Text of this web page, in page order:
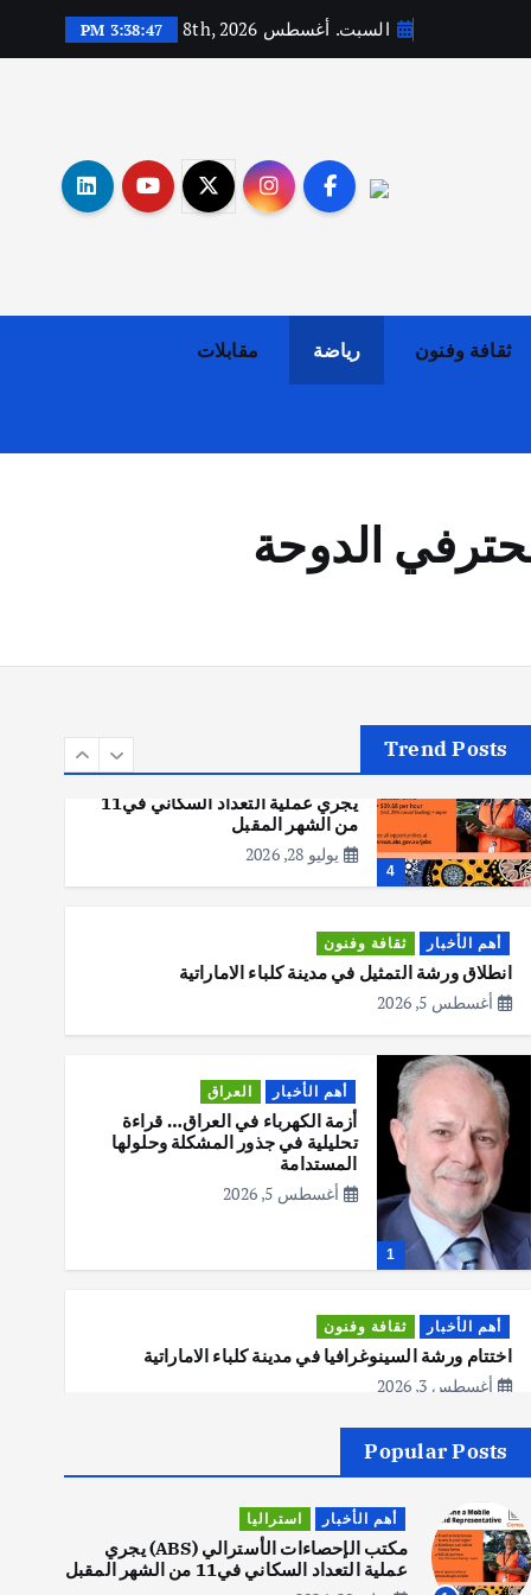
السبت. أغسطس 8th, 2026 3:38:48 PM
ثقافة وفنون رياضة مقابلات
الدوحة
Trend Posts
يوليو 30, 2026
4
مكتب الإحصاءات الأسترالي (ABS)
يجري عملية التعداد السكاني في11
من الشهر المقبل
يوليو 28, 2026
أهم الأخبار ثقافة وفنون
انطلاق ورشة التمثيل في مدينة كلباء الاماراتية
أغسطس 5, 2026
1
أهم الأخبار العراق
أزمة الكهرباء في العراق… قراءة
تحليلية في جذور المشكلة وحلولها
المستدامة
أغسطس 5, 2026
أهم الأخبار ثقافة وفنون
اختتام ورشة السينوغرافيا في مدينة كلباء الاماراتية
أغسطس 3, 2026
أهم الأخبار جاليات غير مصنف
قصة نجاح العراقي عمر الشمري الذي
اصبح بطلاً لأستراليا بلعبة كمال
الاجسام
يوليو 30, 2026
Popular Posts
أهم الأخبار استراليا
مكتب الإحصاءات الأسترالي (ABS) يجري
عملية التعداد السكاني في11 من الشهر المقبل